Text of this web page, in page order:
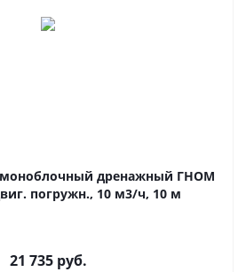
моноблочный дренажный ГНОМ
погружн., 10 м3/ч, 10 м
21 735руб.